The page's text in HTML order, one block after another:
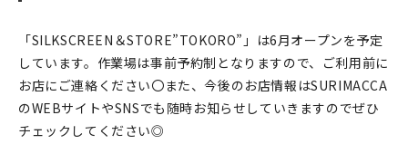
「SILKSCREEN＆STORE”TOKORO”」は6月オープンを予定
しています。作業場は事前予約制となりますので、ご利用前に
お店にご連絡ください〇また、今後のお店情報はSURIMACCA
のWEBサイトやSNSでも随時お知らせしていきますのでぜひ
チェックしてください◎